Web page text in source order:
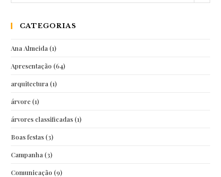
CATEGORIAS
Ana Almeida (1)
Apresentação (64)
arquitectura (1)
árvore (1)
árvores classificadas (1)
Boas festas (3)
Campanha (3)
Comunicação (9)